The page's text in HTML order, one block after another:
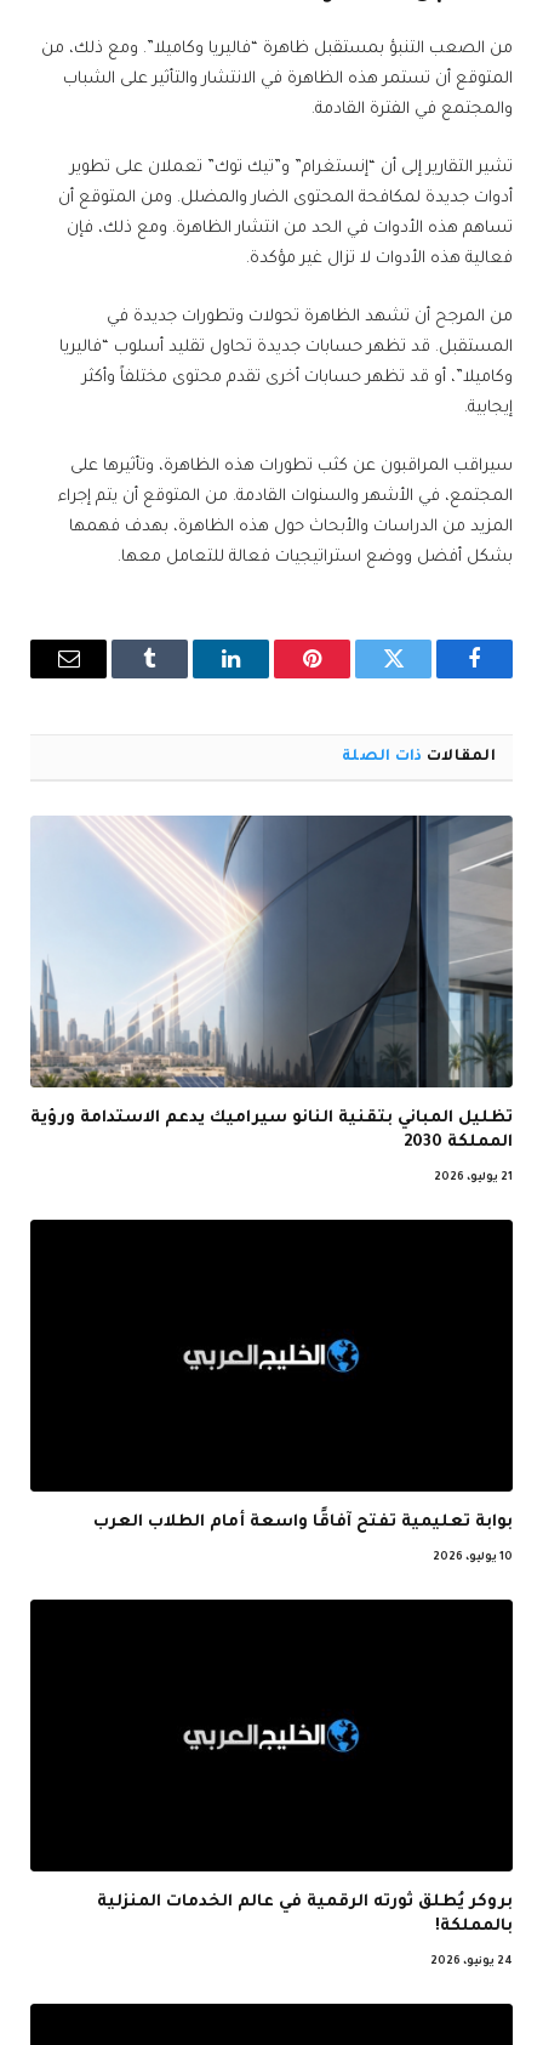
من الصعب التنبؤ بمستقبل ظاهرة “فاليريا وكاميلا”. ومع ذلك، من
المتوقع أن تستمر هذه الظاهرة في الانتشار والتأثير على الشباب
والمجتمع في الفترة القادمة.
تشير التقارير إلى أن “إنستغرام” و”تيك توك” تعملان على تطوير
أدوات جديدة لمكافحة المحتوى الضار والمضلل. ومن المتوقع أن
تساهم هذه الأدوات في الحد من انتشار الظاهرة. ومع ذلك، فإن
فعالية هذه الأدوات لا تزال غير مؤكدة.
من المرجح أن تشهد الظاهرة تحولات وتطورات جديدة في
المستقبل. قد تظهر حسابات جديدة تحاول تقليد أسلوب “فاليريا
وكاميلا”، أو قد تظهر حسابات أخرى تقدم محتوى مختلفاً وأكثر
إيجابية.
سيراقب المراقبون عن كثب تطورات هذه الظاهرة، وتأثيرها على
المجتمع، في الأشهر والسنوات القادمة. من المتوقع أن يتم إجراء
المزيد من الدراسات والأبحاث حول هذه الظاهرة، بهدف فهمها
بشكل أفضل ووضع استراتيجيات فعالة للتعامل معها.
فيسبوك تويتر بينتيريستلينكدإن Tumblr
البريد
المقالات ذات الصلة
تظليل المباني بتقنية النانو سيراميك يدعم الاستدامة ورؤية
المملكة 2030
21 يوليو، 2026
بوابة تعليمية تفتح آفاقًا واسعة أمام الطلاب العرب
10 يوليو، 2026
بروكر يُطلق ثورته الرقمية في عالم الخدمات المنزلية
بالمملكة!
24 يونيو، 2026